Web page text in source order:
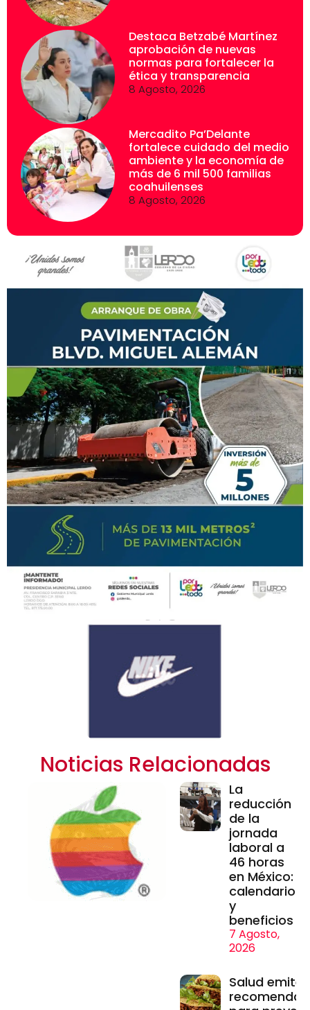
Destaca Betzabé Martínez
aprobación de nuevas
normas para fortalecer la
ética y transparencia
8 Agosto, 2026
Mercadito Pa’Delante
fortalece cuidado del medio
ambiente y la economía de
más de 6 mil 500 familias
coahuilenses
8 Agosto, 2026
Noticias Relacionadas
La
reducción
de la
jornada
laboral a
46 horas
en México:
calendario
y
beneficios
7 Agosto,
2026
Salud emite